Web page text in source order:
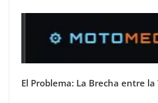
El Problema: La Brecha entre